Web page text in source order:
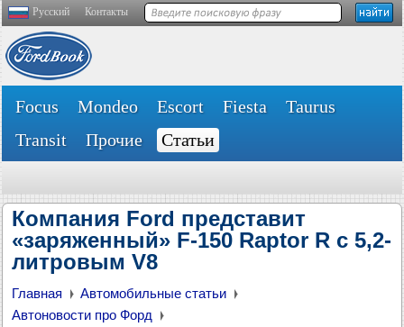
Русский Контакты
Focus Mondeo Escort Fiesta
Taurus
Transit
Прочие Статьи
Компания Ford представит
«заряженный» F-150 Raptor R с 5,2-
литровым V8
Главная
Автомобильные статьи
Автоновости про Форд